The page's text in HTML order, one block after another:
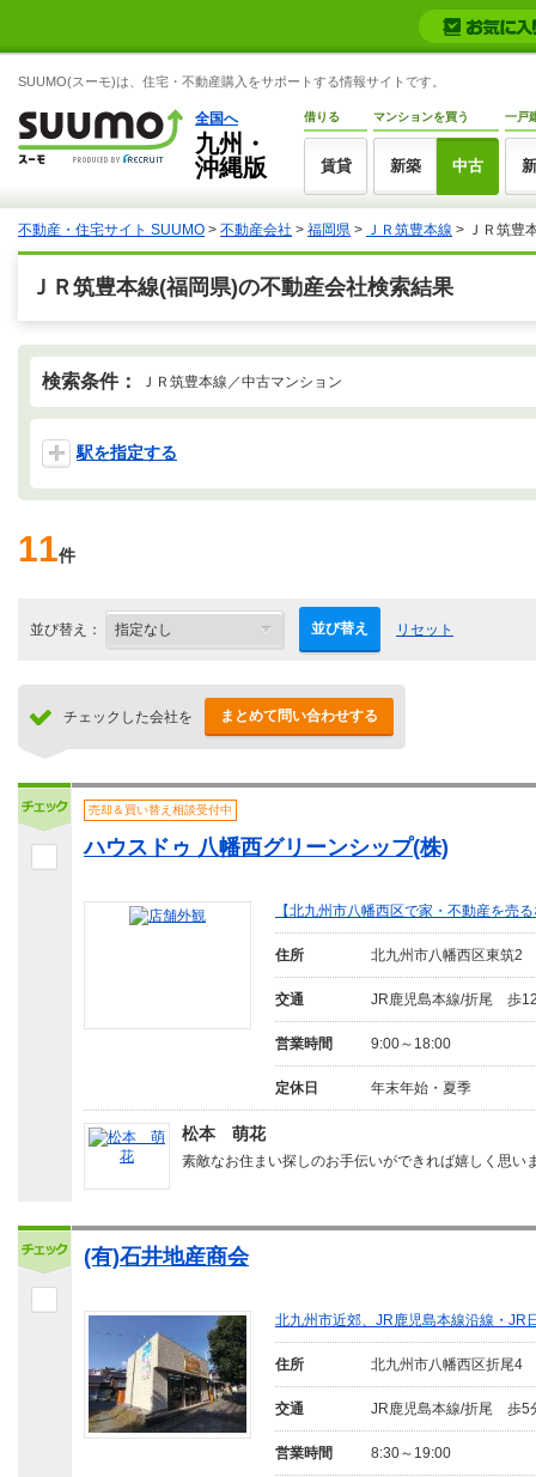
SUUMO(スーモ)は、住宅・不動産購入をサポートする情報サイトです。
全国へ
九州・
沖縄版
借りる
賃貸
マンションを買う
新築 中古
一戸
不動産・住宅サイト SUUMO > 不動産会社 > 福岡県 > ＪＲ筑豊本線 > ＪＲ筑豊
ＪＲ筑豊本線(福岡県)の不動産会社検索結果
検索条件： ＪＲ筑豊本線／中古マンション
駅を指定する
11件
並び替え： 並び替え リセット
チェックした会社を まとめて問い合わせする
売却＆買い替え相談受付中
ハウスドゥ 八幡西グリーンシップ(株)
【北九州市八幡西区で家・不動産を
住所 北九州市八幡西区東筑2
交通 JR鹿児島本線/折尾 歩
営業時間 9:00～18:00
定休日 年末年始・夏季
松本 萌花
素敵なお住まい探しのお手伝いができれば嬉しく思い
(有)石井地産商会
北九州市近郊、JR鹿児島本線沿線・JR
住所 北九州市八幡西区折尾4
交通 JR鹿児島本線/折尾 歩5
営業時間 8:30～19:00